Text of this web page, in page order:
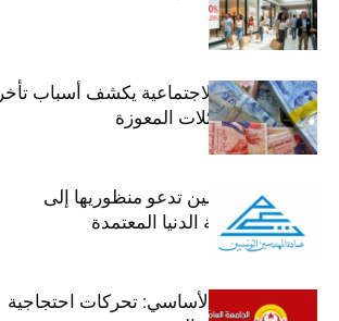
وزير الشؤون الاجتماعية يكشف أسباب تأخر
صرف منح العائلات المعوزة
عمادة المهندسين تدعو منظوريها إلى
احترام التعريفة الدنيا المعتمدة
جامعة التعليم الأساسي: تحركات احتجاجية